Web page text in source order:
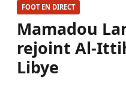
FOOT EN DIRECT
Mamadou
rejoint Al-
Libye